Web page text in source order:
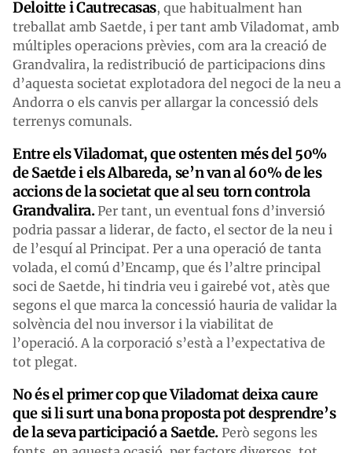
Deloitte i Cautrecasas, que habitualment han
treballat amb Saetde, i per tant amb Viladomat, amb
múltiples operacions prèvies, com ara la creació de
Grandvalira, la redistribució de participacions dins
d’aquesta societat explotadora del negoci de la neu a
Andorra o els canvis per allargar la concessió dels
terrenys comunals.
Entre els Viladomat, que ostenten més del 50%
de Saetde i els Albareda, se’n van al 60% de les
accions de la societat que al seu torn controla
Grandvalira.Per tant, un eventual fons d’inversió
podria passar a liderar, de facto, el sector de la neu i
de l’esquí al Principat. Per a una operació de tanta
volada, el comú d’Encamp, que és l’altre principal
soci de Saetde, hi tindria veu i gairebé vot, atès que
segons el que marca la concessió hauria de validar la
solvència del nou inversor i la viabilitat de
l’operació. A la corporació s’està a l’expectativa de
tot plegat.
No és el primer cop que Viladomat deixa caure
que si li surt una bona proposta pot desprendre’s
de la seva participació a Saetde. Però segons les